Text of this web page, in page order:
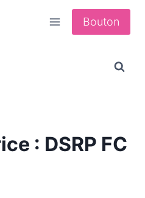
Bouton
: DSRP FC